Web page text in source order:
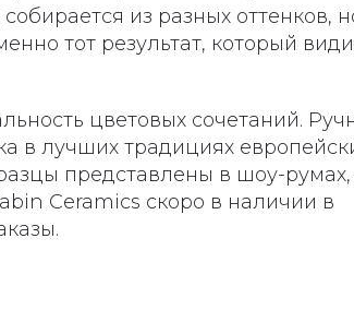
из разных оттенков,
тот результат, который
цветовых сочетаний.
в лучших традициях
представлены в шоу-румах,
Ceramics скоро в наличии в